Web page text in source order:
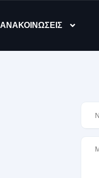
ΑΝΑΚΟΙΝΩΣΕΙΣ